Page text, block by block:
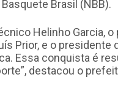
Brasil (NBB).
Helinho Garcia,
Prior, e o presidente
Essa conquista é
destacou o